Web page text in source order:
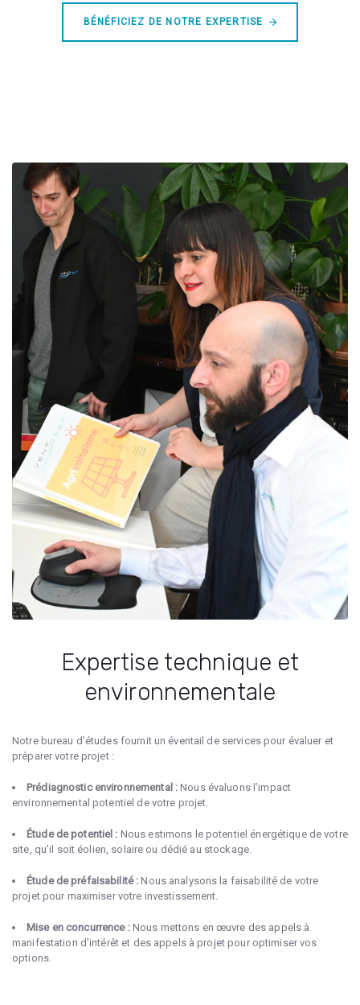
BÉNÉFICIEZ DE NOTRE EXPERTISE
Expertise technique et
environnementale
Notre bureau d’études fournit un éventail de services pour évaluer et
préparer votre projet :
Prédiagnostic environnemental : Nous évaluons l’impact
environnemental potentiel de votre projet.
Étude de potentiel : Nous estimons le potentiel énergétique de votre
site, qu’il soit éolien, solaire ou dédié au stockage.
Étude de préfaisabilité : Nous analysons la faisabilité de votre
projet pour maximiser votre investissement.
Mise en concurrence :Nous mettons en œuvre des appels à
manifestation d’intérêt et des appels à projet pour optimiser vos
options.